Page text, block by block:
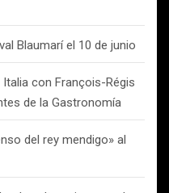
Blaumarí el 10 de junio
con François-Régis
de la Gastronomía
del rey mendigo» al